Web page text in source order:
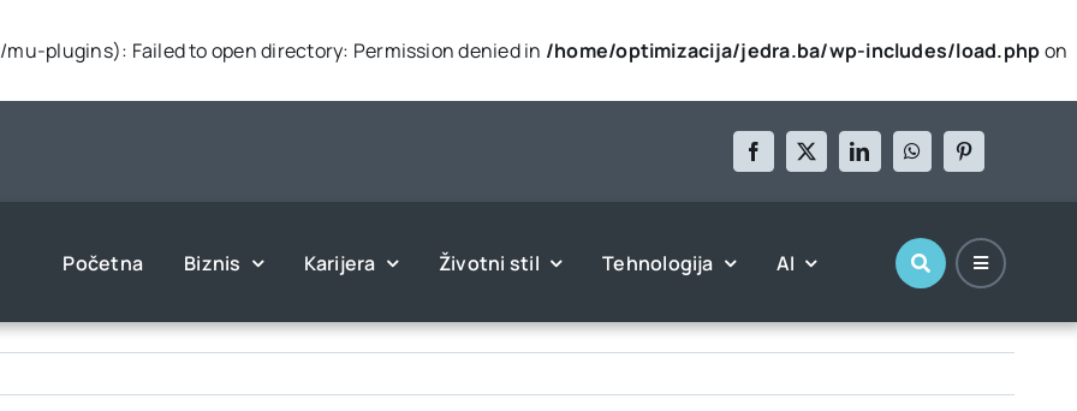
plugins): Failed to open directory: Permission denied in /home/optimizacija/jedra.ba/wp-includes/load.phpon
Početna Biznis Karijera Životni stil Tehnologija AI